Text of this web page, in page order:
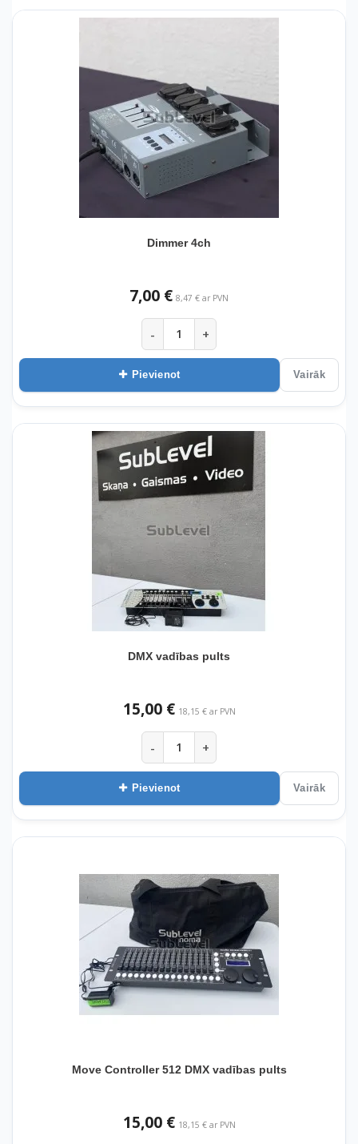
Dimmer 4ch
7,00 € 8,47 € ar PVN
- +
Pievienot Vairāk
DMX vadības pults
15,00 € 18,15 € ar PVN
- +
Pievienot Vairāk
Move Controller 512 DMX vadības pults
15,00 € 18,15 € ar PVN